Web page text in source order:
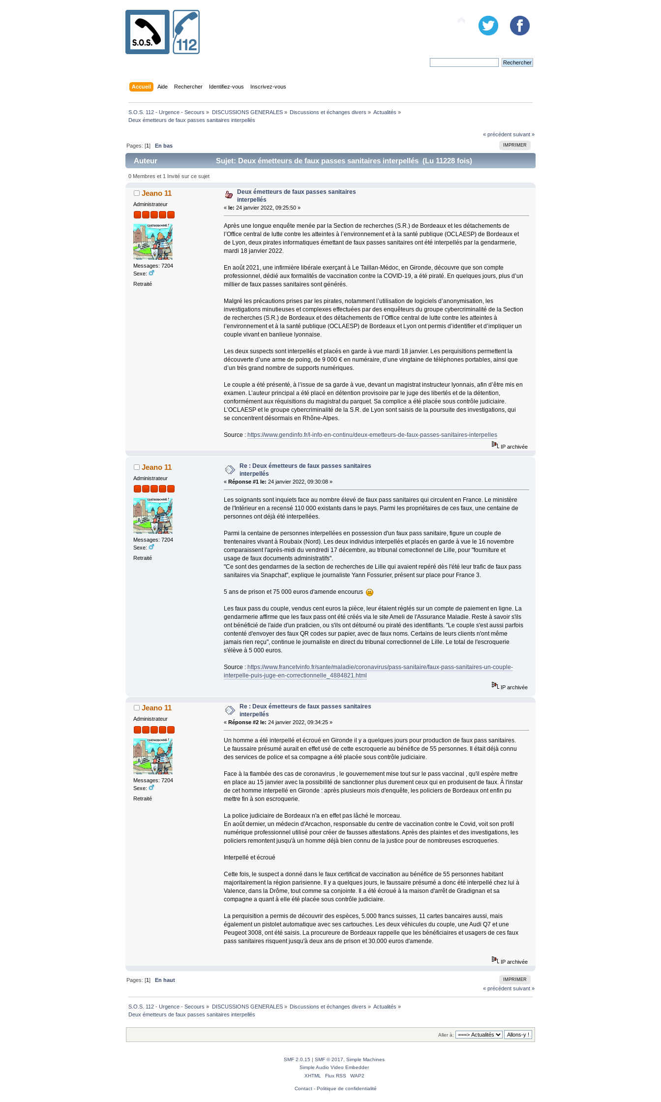
Accueil Aide Rechercher Identifiez-vous Inscrivez-vous
S.O.S. 112 - Urgence - Secours » DISCUSSIONS GENERALES» Discussions et échanges divers » Actualités »
Deux émetteurs de faux passes sanitaires interpellés
« précédent suivant »
IMPRIMER
Pages: [1]En bas
Auteur Sujet: Deux émetteurs de faux passes sanitaires interpellés (Lu 11228 fois)
0 Membres et 1 Invité sur ce sujet
Jeano 11
Administrateur
Messages: 7204
Sexe:
Retraité
Deux émetteurs de faux passes sanitaires
interpellés
« le: 24 janvier 2022, 09:25:50 »
Après une longue enquête menée par la Section de recherches (S.R.) de Bordeaux et les détachements de
l’Office central de lutte contre les atteintes à l’environnement et à la santé publique (OCLAESP) de Bordeaux et
de Lyon, deux pirates informatiques émettant de faux passes sanitaires ont été interpellés par la gendarmerie,
mardi 18 janvier 2022.
En août 2021, une infirmière libérale exerçant à Le Taillan-Médoc, en Gironde, découvre que son compte
professionnel, dédié aux formalités de vaccination contre la COVID-19, a été piraté. En quelques jours, plus d’un
millier de faux passes sanitaires sont générés.
Malgré les précautions prises par les pirates, notamment l’utilisation de logiciels d’anonymisation, les
investigations minutieuses et complexes effectuées par des enquêteurs du groupe cybercriminalité de la Section
de recherches (S.R.) de Bordeaux et des détachements de l’Office central de lutte contre les atteintes à
l’environnement et à la santé publique (OCLAESP) de Bordeaux et Lyon ont permis d’identifier et d’impliquer un
couple vivant en banlieue lyonnaise.
Les deux suspects sont interpellés et placés en garde à vue mardi 18 janvier. Les perquisitions permettent la
découverte d’une arme de poing, de 9 000 € en numéraire, d’une vingtaine de téléphones portables, ainsi que
d’un très grand nombre de supports numériques.
Le couple a été présenté, à l’issue de sa garde à vue, devant un magistrat instructeur lyonnais, afin d’être mis en
examen. L’auteur principal a été placé en détention provisoire par le juge des libertés et de la détention,
conformément aux réquisitions du magistrat du parquet. Sa complice a été placée sous contrôle judiciaire.
L’OCLAESP et le groupe cybercriminalité de la S.R. de Lyon sont saisis de la poursuite des investigations, qui
se concentrent désormais en Rhône-Alpes.
Source : https://www.gendinfo.fr/l-info-en-continu/deux-emetteurs-de-faux-passes-sanitaires-interpelles
IP archivée
Jeano 11
Administrateur
Messages: 7204
Sexe:
Retraité
Re : Deux émetteurs de faux passes sanitaires
interpellés
« Réponse #1 le: 24 janvier 2022, 09:30:08 »
Les soignants sont inquiets face au nombre élevé de faux pass sanitaires qui circulent en France. Le ministère
de l'Intérieur en a recensé 110 000 existants dans le pays. Parmi les propriétaires de ces faux, une centaine de
personnes ont déjà été interpellées.
Parmi la centaine de personnes interpellées en possession d'un faux pass sanitaire, figure un couple de
trentenaires vivant à Roubaix (Nord). Les deux individus interpellés et placés en garde à vue le 16 novembre
comparaissent l'après-midi du vendredi 17 décembre, au tribunal correctionnel de Lille, pour "fourniture et
usage de faux documents administratifs".
"Ce sont des gendarmes de la section de recherches de Lille qui avaient repéré dès l'été leur trafic de faux pass
sanitaires via Snapchat", explique le journaliste Yann Fossurier, présent sur place pour France 3.
5 ans de prison et 75 000 euros d'amende encourus
Les faux pass du couple, vendus cent euros la pièce, leur étaient réglés sur un compte de paiement en ligne. La
gendarmerie affirme que les faux pass ont été créés via le site Ameli de l'Assurance Maladie. Reste à savoir s'ils
ont bénéficié de l'aide d'un praticien, ou s'ils ont détourné ou piraté des identifiants. "Le couple s'est aussi parfois
contenté d'envoyer des faux QR codes sur papier, avec de faux noms. Certains de leurs clients n'ont même
jamais rien reçu", continue le journaliste en direct du tribunal correctionnel de Lille. Le total de l'escroquerie
s'élève à 5 000 euros.
Source : https://www.francetvinfo.fr/sante/maladie/coronavirus/pass-sanitaire/faux-pass-sanitaires-un-couple-
interpelle-puis-juge-en-correctionnelle_4884821.html
IP archivée
Jeano 11
Administrateur
Messages: 7204
Sexe:
Retraité
Re : Deux émetteurs de faux passes sanitaires
interpellés
« Réponse #2 le: 24 janvier 2022, 09:34:25 »
Un homme a été interpellé et écroué en Gironde il y a quelques jours pour production de faux pass sanitaires.
Le faussaire présumé aurait en effet usé de cette escroquerie au bénéfice de 55 personnes. Il était déjà connu
des services de police et sa compagne a été placée sous contrôle judiciaire.
Face à la flambée des cas de coronavirus , le gouvernement mise tout sur le pass vaccinal , qu'il espère mettre
en place au 15 janvier avec la possibilité de sanctionner plus durement ceux qui en produisent de faux. À l'instar
de cet homme interpellé en Gironde : après plusieurs mois d'enquête, les policiers de Bordeaux ont enfin pu
mettre fin à son escroquerie.
La police judiciaire de Bordeaux n'a en effet pas lâché le morceau.
En août dernier, un médecin d'Arcachon, responsable du centre de vaccination contre le Covid, voit son profil
numérique professionnel utilisé pour créer de fausses attestations. Après des plaintes et des investigations, les
policiers remontent jusqu'à un homme déjà bien connu de la justice pour de nombreuses escroqueries.
Interpellé et écroué
Cette fois, le suspect a donné dans le faux certificat de vaccination au bénéfice de 55 personnes habitant
majoritairement la région parisienne. Il y a quelques jours, le faussaire présumé a donc été interpellé chez lui à
Valence, dans la Drôme, tout comme sa conjointe. Il a été écroué à la maison d'arrêt de Gradignan et sa
compagne a quant à elle été placée sous contrôle judiciaire.
La perquisition a permis de découvrir des espèces, 5.000 francs suisses, 11 cartes bancaires aussi, mais
également un pistolet automatique avec ses cartouches. Les deux véhicules du couple, une Audi Q7 et une
Peugeot 3008, ont été saisis. La procureure de Bordeaux rappelle que les bénéficiaires et usagers de ces faux
pass sanitaires risquent jusqu'à deux ans de prison et 30.000 euros d'amende.
IP archivée
IMPRIMER
Pages: [1]En haut
« précédent suivant »
S.O.S. 112 - Urgence - Secours » DISCUSSIONS GENERALES» Discussions et échanges divers » Actualités »
Deux émetteurs de faux passes sanitaires interpellés
Aller à:
SMF 2.0.15 | SMF © 2017
Simple Machines
Simple Audio Video Embedder
XHTML
Flux RSS WAP2
Contact- Politique de confidentialité